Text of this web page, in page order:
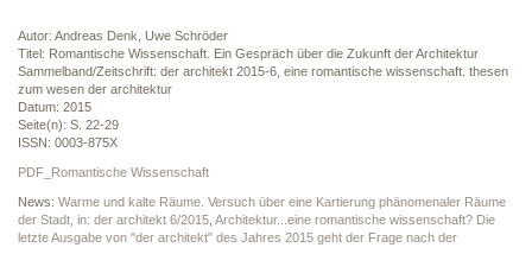
Autor: Andreas Denk, Uwe Schröder
Titel: Romantische Wissenschaft. Ein Gespräch über die Zukunft der Architektur
Sammelband/Zeitschrift: der architekt 2015-6, eine romantische wissenschaft. thesen
zum wesen der architektur
Datum: 2015
Seite(n): S. 22-29
ISSN: 0003-875X
PDF_Romantische Wissenschaft
News: Warme und kalte Räume. Versuch über eine Kartierung phänomenaler Räume
der Stadt, in: der architekt 6/2015 Architektur...eine romantische wissenschaft? Die
letzte Ausgabe von "der architekt" des Jahres 2015 geht der Frage nach der